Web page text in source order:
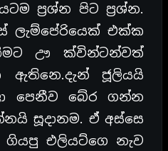
ප්‍රශ්න පිට ප්‍රශ්න.
ලැම්පේරියෙක් එක්ක
ඌ ක්වින්ටන්වත්
ජූලියයි
පෙනීව බේර ගන්න
සූදානම. ඒ අස්සෙ
එලියට්ගෙ නැව